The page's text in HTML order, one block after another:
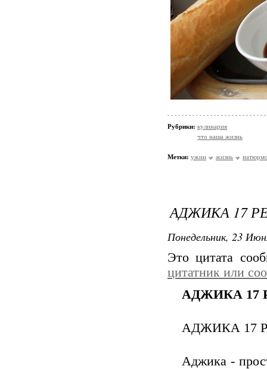
Рубрики: кулинария
что наша жизнь
Метки: ужин жизнь
АДЖИКА 17
Понедельник, 23
Это цитата
цитатник или
АДЖИКА 17
АДЖИКА 17
Аджика -